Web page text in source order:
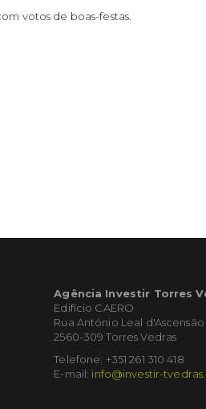
votos de boas-festas.
Agência Investir Torres
Edifício CAERO
Rua António Leal d'Ascensão
2560-309 Torres Vedras
Telefone: +351 261 310 418
E-mail: info@investir-